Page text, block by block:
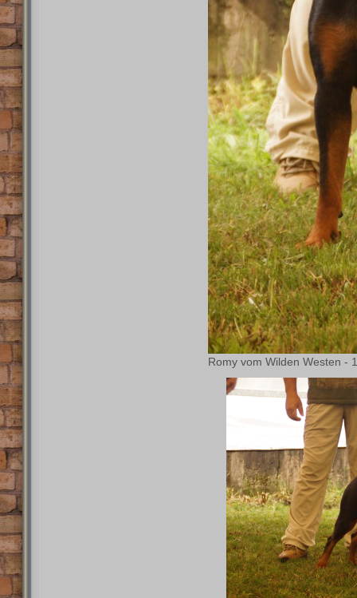
Romy vom Wilden Westen -